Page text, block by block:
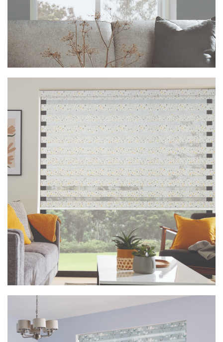
Vision Fiore Blush